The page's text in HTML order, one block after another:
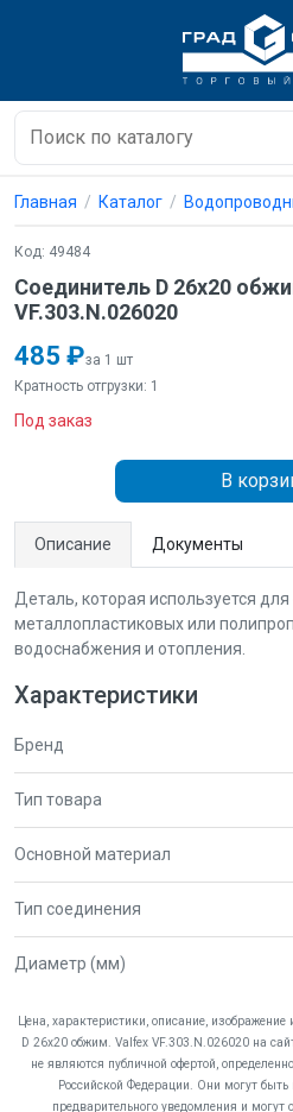
Главная Каталог
Код: 49484
Соединитель D 26х20
VF.303.N.026020
485 ₽за 1 шт
Кратность отгрузки: 1
Под заказ
В
Описание Документы
Деталь, которая используется
металлопластиковых или
водоснабжения и отопления.
Характеристики
Бренд
Тип товара
Основной материал
Тип соединения
Диаметр (мм)
Цена, характеристики, описание,
D 26х20 обжим. Valfex VF.303.N.026020 на
не являются публичной офертой,
Российской Федерации. Они могут
предварительного уведомления и могут